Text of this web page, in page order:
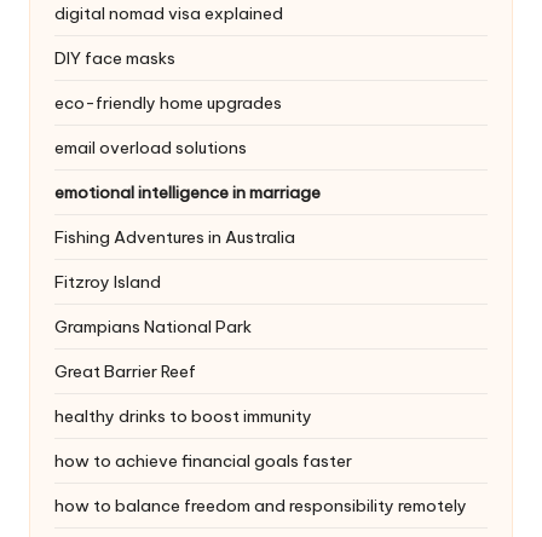
digital nomad visa explained
DIY face masks
eco-friendly home upgrades
email overload solutions
emotional intelligence in marriage
Fishing Adventures in Australia
Fitzroy Island
Grampians National Park
Great Barrier Reef
healthy drinks to boost immunity
how to achieve financial goals faster
how to balance freedom and responsibility remotely